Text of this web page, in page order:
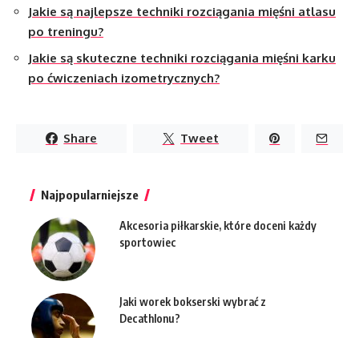
Jakie są najlepsze techniki rozciągania mięśni atlasu
po treningu?
Jakie są skuteczne techniki rozciągania mięśni karku
po ćwiczeniach izometrycznych?
Share Tweet
Najpopularniejsze
Akcesoria piłkarskie, które doceni każdy
sportowiec
Jaki worek bokserski wybrać z
Decathlonu?